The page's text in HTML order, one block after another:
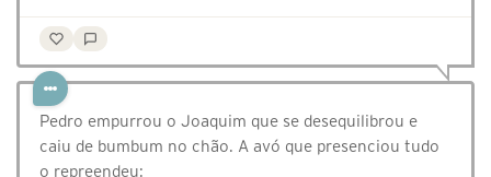
Pedro empurrou o Joaquim que se desequilibrou e
caiu de bumbum no chão. A avó que presenciou tudo
o repreendeu: